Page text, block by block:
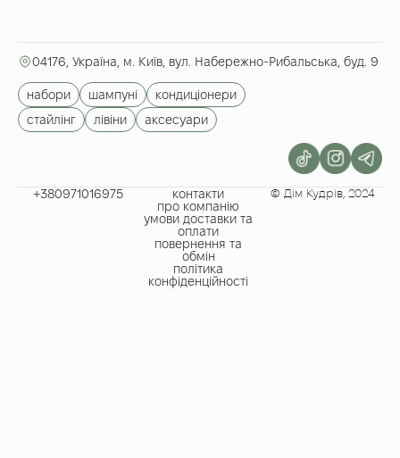
04176, Україна, м. Київ, вул. Набережно-Рибальська, буд. 9
набори шампуні
кондиціонери
стайлінг
лівіни аксесуари
+380971016975​
контакти
про компанію
умови доставки та
оплати
повернення та
обмін
політика
конфіденційності
© Дім Кудрів, 2024